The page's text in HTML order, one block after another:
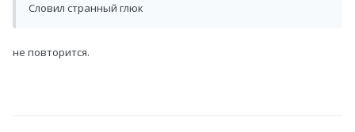
Словил странный глюк
не повторится.